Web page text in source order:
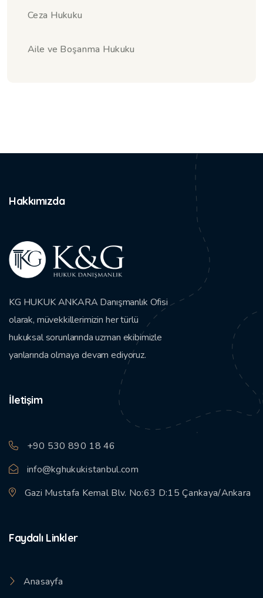
Ceza Hukuku
Aile ve Boşanma Hukuku
Hakkımızda
KG HUKUK ANKARA Danışmanlık Ofisi
olarak, müvekkillerimizin her türlü
hukuksal sorunlarında uzman ekibimizle
yanlarında olmaya devam ediyoruz.
İletişim
+90 530 890 18 46
info@kghukukistanbul.com
Gazi Mustafa Kemal Blv. No:63 D:15 Çankaya/Ankara
Faydalı Linkler
Anasayfa